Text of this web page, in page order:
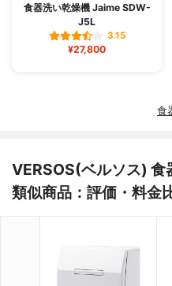
食器洗い乾燥機 Jaime SDW-
J5L
3.15
¥27,800
食
VERSOS(ベルソス)
類似商品：評価・料金